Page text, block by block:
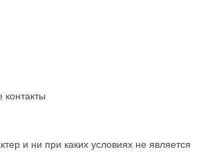
и ни при каких условиях не является